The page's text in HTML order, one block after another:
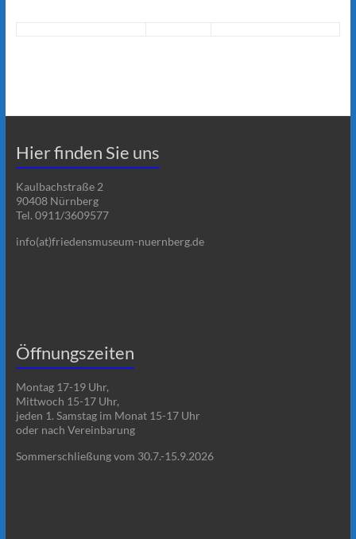
Hier finden Sie uns
Kaulbachstraße 2
90408 Nürnberg
Tel. 0911/3609577
info(at)friedensmuseum-nuernberg.de
Öffnungszeiten
Montag 17-19 Uhr,
Mittwoch 15-17 Uhr,
jeden 1. Samstag im Monat 15-17 Uhr
oder nach Vereinbarung
Sommerschließung vom 30.7.-15.9.2026